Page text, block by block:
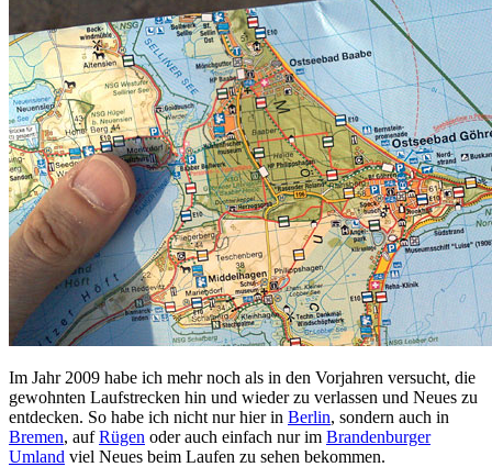
Im Jahr 2009 habe ich mehr noch als in den Vorjahren versucht, die
gewohnten Laufstrecken hin und wieder zu verlassen und Neues zu
entdecken. So habe ich nicht nur hier in Berlin, sondern auch in
Bremen, aufRügen oder auch einfach nur im Brandenburger
Umland viel Neues beim Laufen zu sehen bekommen.